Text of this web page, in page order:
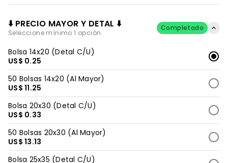
⬇️ PRECIO MAYOR Y DETAL ⬇️
Seleccione mínimo 1 opción
Completado
Bolsa 14x20 (Detal C/U)
US$ 0.25
50 Bolsas 14x20 (Al Mayor)
US$ 11.25
Bolsa 20x30 (Detal C/U)
US$ 0.33
50 Bolsas 20x30 (Al Mayor)
US$ 13.13
Bolsa 25x35 (Detal C/U)